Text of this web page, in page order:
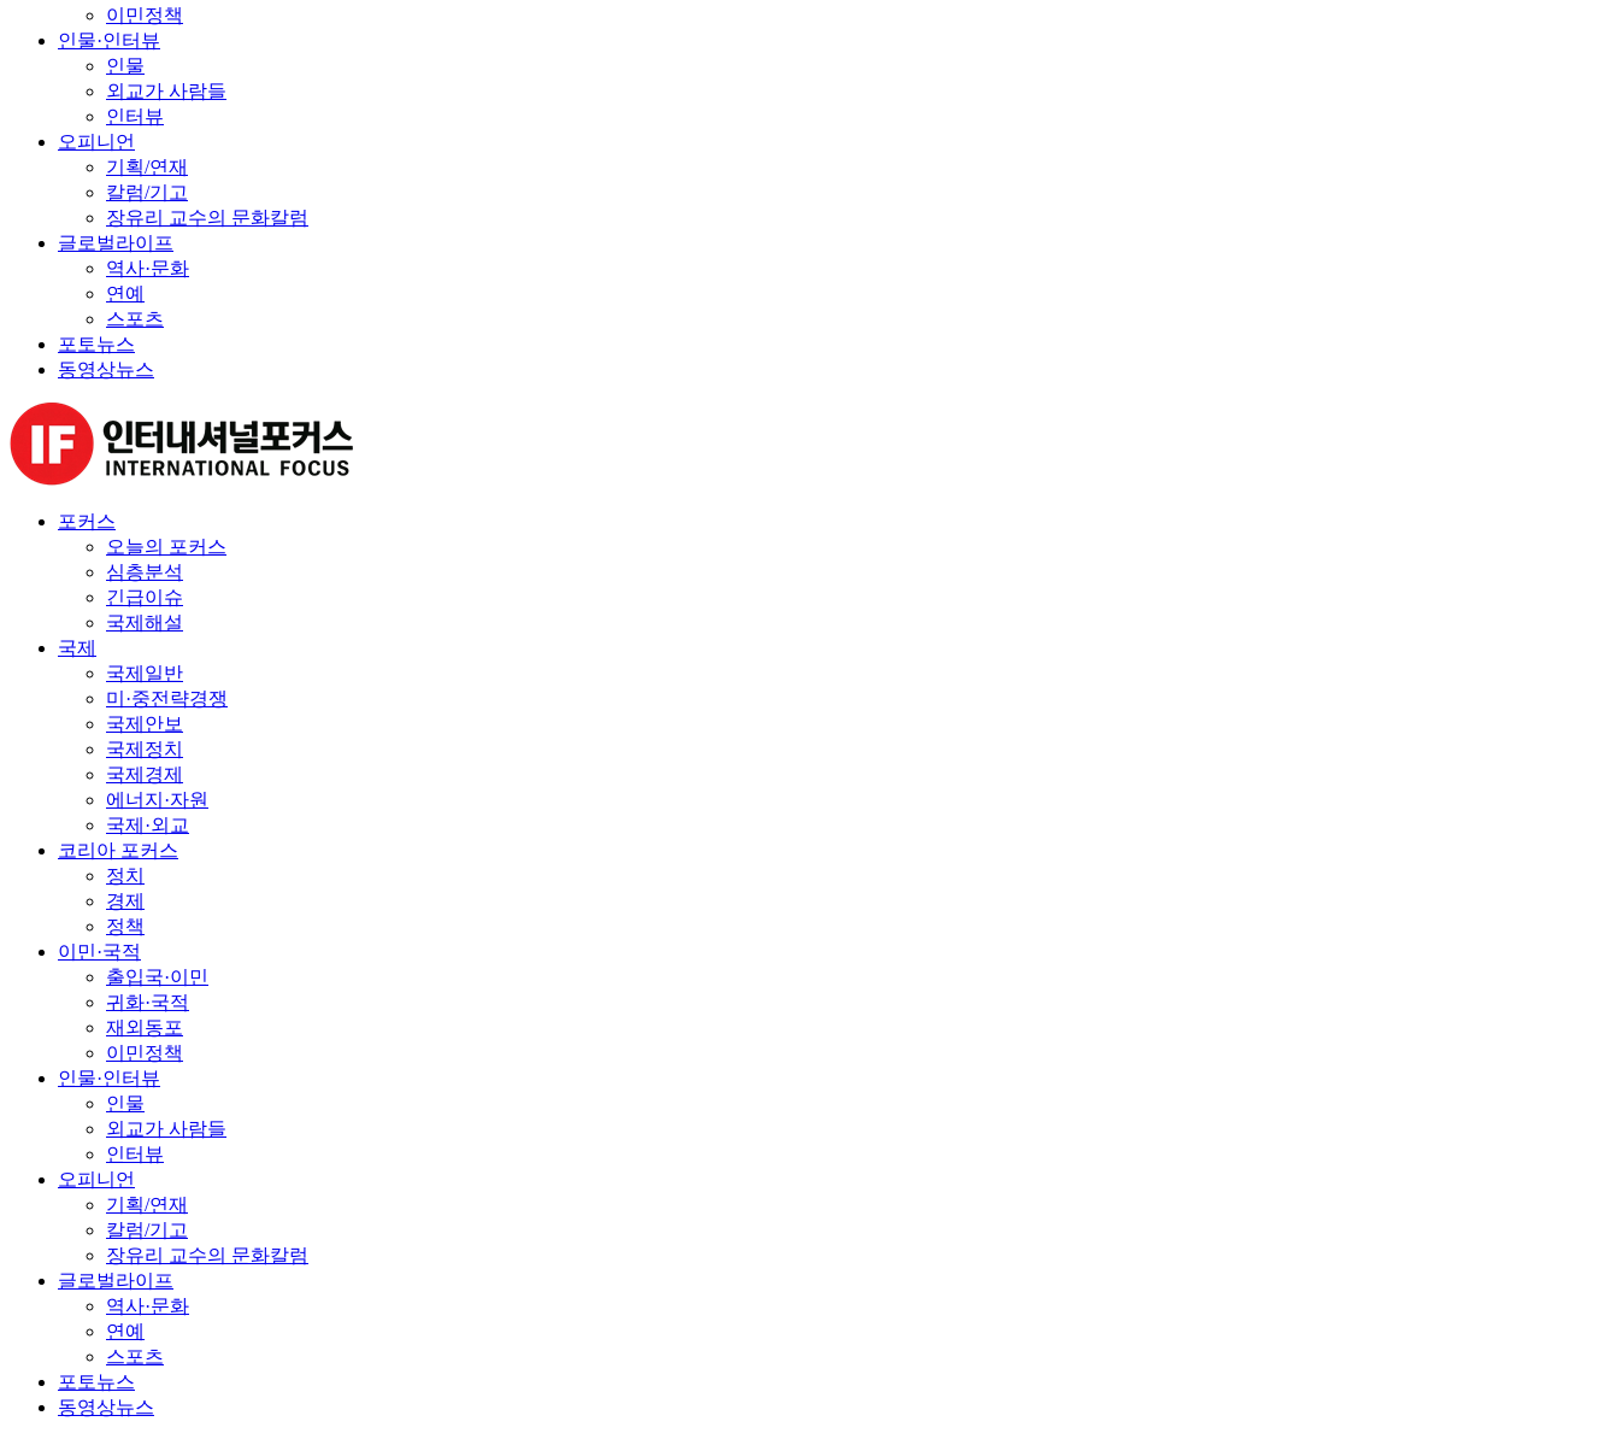
이민정책
인물·인터뷰
인물
외교가 사람들
인터뷰
오피니언
기획/연재
칼럼/기고
장유리 교수의 문화칼럼
글로벌라이프
역사·문화
연예
스포츠
포토뉴스
동영상뉴스
포커스
오늘의 포커스
심층분석
긴급이슈
국제해설
국제
국제일반
미·중전략경쟁
국제안보
국제정치
국제경제
에너지·자원
국제·외교
코리아 포커스
정치
경제
정책
이민·국적
출입국·이민
귀화·국적
재외동포
이민정책
인물·인터뷰
인물
외교가 사람들
인터뷰
오피니언
기획/연재
칼럼/기고
장유리 교수의 문화칼럼
글로벌라이프
역사·문화
연예
스포츠
포토뉴스
동영상뉴스